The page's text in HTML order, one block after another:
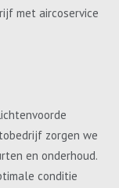
met aircoservice
zorgen we
en onderhoud.
conditie